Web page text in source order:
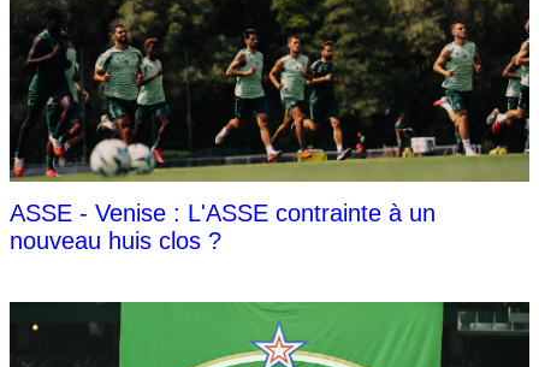
ASSE - Venise : L'ASSE contrainte à un
nouveau huis clos ?